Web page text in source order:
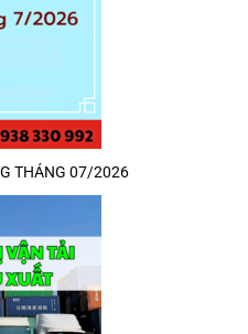
THÁNG 07/2026